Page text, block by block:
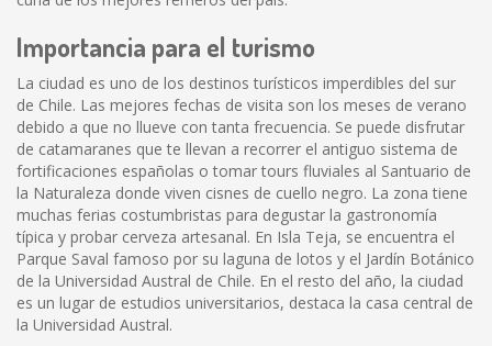
Importancia para el turismo
La ciudad es uno de los destinos turísticos imperdibles del sur
de Chile. Las mejores fechas de visita son los meses de verano
debido a que no llueve con tanta frecuencia. Se puede disfrutar
de catamaranes que te llevan a recorrer el antiguo sistema de
fortificaciones españolas o tomar tours fluviales al Santuario de
la Naturaleza donde viven cisnes de cuello negro. La zona tiene
muchas ferias costumbristas para degustar la gastronomía
típica y probar cerveza artesanal. En Isla Teja, se encuentra el
Parque Saval famoso por su laguna de lotos y el Jardín Botánico
de la Universidad Austral de Chile. En el resto del año, la ciudad
es un lugar de estudios universitarios, destaca la casa central de
la Universidad Austral.